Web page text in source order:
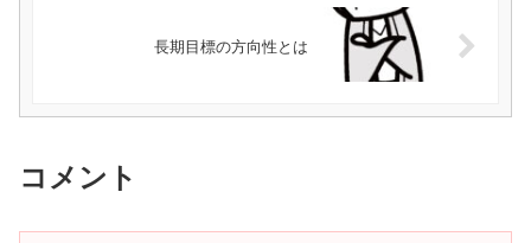
長期目標の方向性とは
コメント